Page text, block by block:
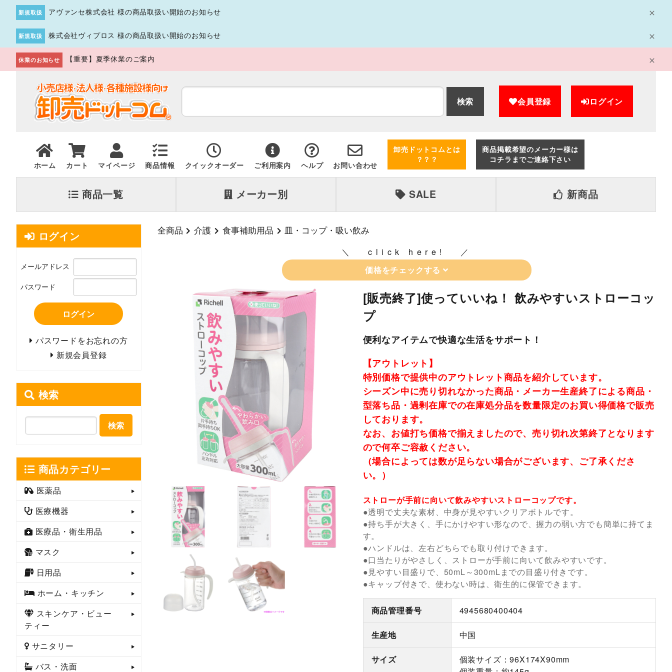
新規取扱 アヴァンセ株式会社 様の商品取扱い開始のお知らせ
新規取扱 株式会社ヴィプロス 様の商品取扱い開始のお知らせ
休業のお知らせ 【重要】夏季休業のご案内
検索 会員登録 ログイン
ホーム カート マイページ 商品情報 クイックオーダー ご利用案内 ヘルプ お問い合わせ
卸売ドットコムとは
？？？
商品掲載希望のメーカー様は
コチラまでご連絡下さい
商品一覧 メーカー別 SALE 新商品
全商品 介護 食事補助用品 皿・コップ・吸い飲み
click here!
価格をチェックする
[販売終了]使っていいね！ 飲みやすいストローコッ
プ
便利なアイテムで快適な生活をサポート！
【アウトレット】
特別価格で提供中のアウトレット商品を紹介しています。
シーズン中に売り切れなかった商品・メーカー生産終了による商品・
型落ち品・過剰在庫での在庫処分品を数量限定のお買い得価格で販売
しております。
なお、お値打ち価格で揃えましたので、売り切れ次第終了となります
ので何卒ご容赦ください。
（場合によっては数が足らない場合がございます、ご了承くださ
い。）
ストローが手前に向いて飲みやすいストローコップです。
●透明で丈夫な素材、中身が見やすいクリアボトルです。
●持ち手が大きく、手にかけやすい形なので、握力の弱い方でも簡単に持てま
す。
●ハンドルは、左右どちらでも取り付けできます。
●口当たりがやさしく、ストローが手前に向いて飲みやすいです。
●見やすい目盛りで、50mL～300mLまでの目盛り付きです。
●キャップ付きで、使わない時は、衛生的に保管できます。
商品管理番号 4945680400404
生産地 中国
サイズ
個装サイズ：96X174X90mm
ログイン
メールアドレス
パスワード
ログイン
パスワードをお忘れの方
新規会員登録
検索
検索
商品カテゴリー
医薬品
医療機器
医療品・衛生用品
マスク
日用品
ホーム・キッチン
スキンケア・ビュー
ティー
サニタリー
バス・洗面